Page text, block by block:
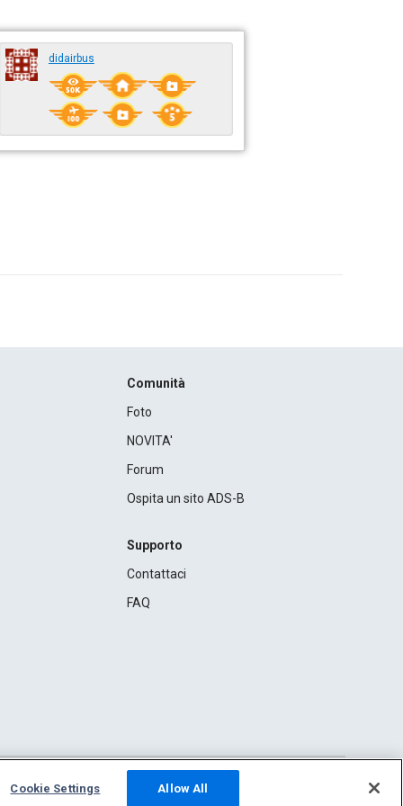
didairbus
Comunità
Foto
NOVITA'
Forum
Ospita un sito ADS-B
Supporto
Contattaci
FAQ
Cookie Settings Allow All